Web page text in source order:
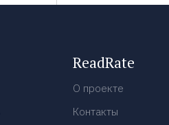
ReadRate
О проекте
Контакты